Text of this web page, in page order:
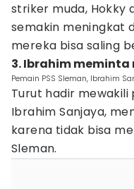
striker muda, Hokky
semakin meningkat
mereka bisa saling
3. Ibrahim meminta
Pemain PSS Sleman, Ibrahim
Turut hadir mewakili
Ibrahim Sanjaya,
karena tidak bisa
Sleman.